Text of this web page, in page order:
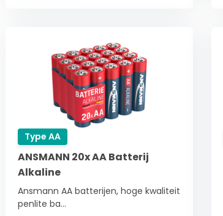
Type AA
ANSMANN 20x AA Batterij
Alkaline
Ansmann AA batterijen, hoge kwaliteit
penlite ba...